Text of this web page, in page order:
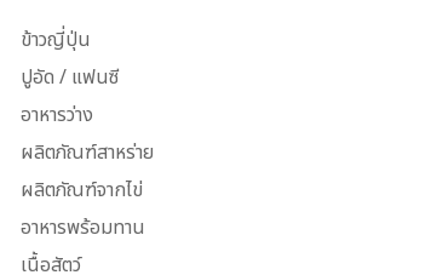
ข้าวญี่ปุ่น
ปูอัด / แฟนซี
อาหารว่าง
ผลิตภัณฑ์สาหร่าย
ผลิตภัณฑ์จากไข่
อาหารพร้อมทาน
เนื้อสัตว์